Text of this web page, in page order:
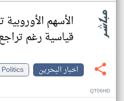
الأسهم
قياسية رغم
اخبار البحرين
Politics
QT06HD